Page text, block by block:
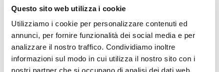
Questo sito web utilizza i cookie
Utilizziamo i cookie per personalizzare contenuti ed
annunci, per fornire funzionalità dei social media e per
analizzare il nostro traffico. Condividiamo inoltre
informazioni sul modo in cui utilizza il nostro sito con i
nostri partner che si occupano di analisi dei dati web,
...leggi
16/07/2026
FC OSIMO. Rinforzo in difesa: preso